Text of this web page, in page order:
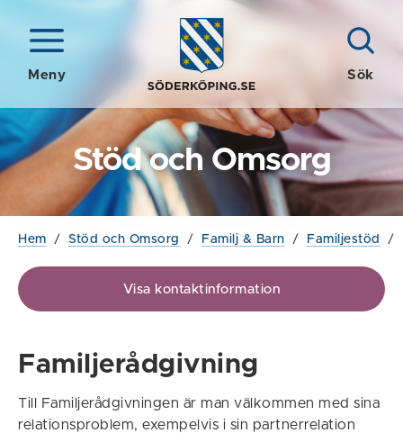
Meny Sök
Stöd och Omsorg
Hem / Stöd och Omsorg / Familj & Barn / Familjestöd /
Visa kontaktinformation
Familjerådgivning
Till Familjerådgivningen är man välkommen med sina
relationsproblem, exempelvis i sin partnerrelation